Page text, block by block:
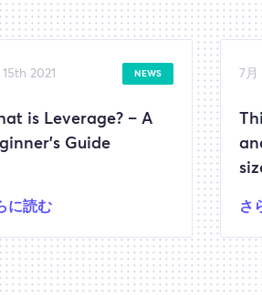
2021 NEWS
is Leverage? – A
Guide
に読む
7月
さ